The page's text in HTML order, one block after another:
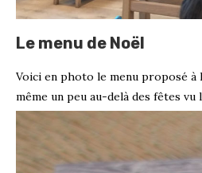
Le menu de Noël
Voici en photo le menu proposé à
même un peu au-delà des fêtes vu